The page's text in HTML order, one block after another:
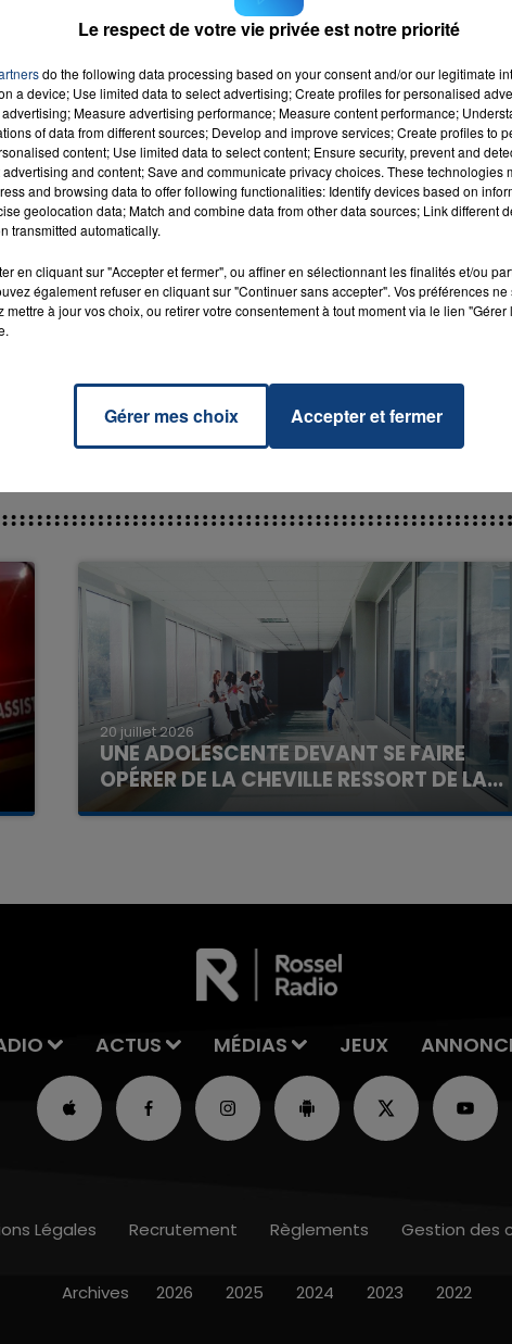
205 dans les fonctions supports qui seront mutualisées et
RADIO CONTACT
20 juillet 2026
UNE ADOLESCENTE DEVANT SE FAIRE
OPÉRER DE LA CHEVILLE RESSORT DE LA...
La famille a porté plainte contre la clinique qui a
7h00 - 11h00
La Team de l'été
ACTUS MÉDIAS JEUX
Légales Recrutement Règlements Gestion des
Archives 2026 2025 2024 2023 2022
Le respect de votre vie privée est notre priorité
do the following data processing based on your consent and/or our legitimate
a device; Use limited data to select advertising; Create profiles for personalised
Measure advertising performance; Measure content performance;
of data from different sources; Develop and improve services; Create profiles to
content; Use limited data to select content; Ensure security, prevent and
and content; Save and communicate privacy choices. These technologies
and browsing data to offer following functionalities: Identify devices based on
geolocation data; Match and combine data from other data sources; Link different
transmitted automatically.
en cliquant sur "Accepter et fermer", ou affiner en sélectionnant les finalités et/ou
également refuser en cliquant sur "Continuer sans accepter". Vos préférences
mettre à jour vos choix, ou retirer votre consentement à tout moment via le lien
Gérer mes choix Accepter et fermer